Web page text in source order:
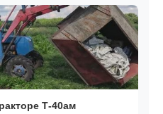
Т-40ам